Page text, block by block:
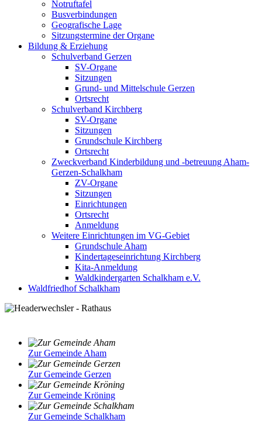
Notruftafel
Busverbindungen
Geografische Lage
Sitzungstermine der Organe
Bildung & Erziehung
Schulverband Gerzen
SV-Organe
Sitzungen
Grund- und Mittelschule Gerzen
Ortsrecht
Schulverband Kirchberg
SV-Organe
Sitzungen
Grundschule Kirchberg
Ortsrecht
Zweckverband Kinderbildung und -betreuung Aham-
Gerzen-Schalkham
ZV-Organe
Sitzungen
Einrichtungen
Ortsrecht
Anmeldung
Weitere Einrichtungen im VG-Gebiet
Grundschule Aham
Kindertageseinrichtung Kirchberg
Kita-Anmeldung
Waldkindergarten Schalkham e.V.
Waldfriedhof Schalkham
Zur Gemeinde Aham
Zur Gemeinde Gerzen
Zur Gemeinde Kröning
Zur Gemeinde Schalkham